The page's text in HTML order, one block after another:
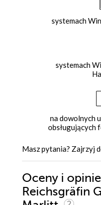
systemach
systemach
na dowolnych
obsługujących
Masz pytania? Zajrzyj
Oceny i
Reichsgräfin